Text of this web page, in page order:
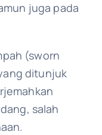
juga pada
(sworn
ditunjuk
salah